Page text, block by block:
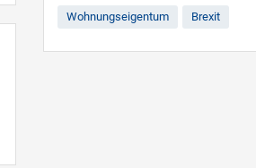
Wohnungseigentum Brexit